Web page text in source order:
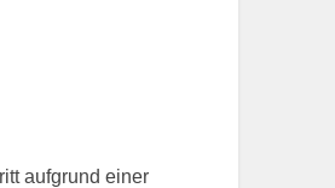
aufgrund einer